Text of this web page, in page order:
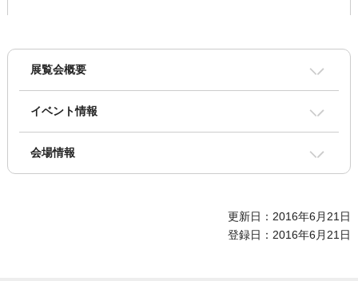
展覧会概要
イベント情報
会場情報
更新日：2016年6月21日
登録日：2016年6月21日